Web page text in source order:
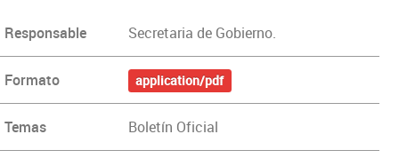
Responsable Secretaria de Gobierno.
Formato application/pdf
Temas Boletín Oficial